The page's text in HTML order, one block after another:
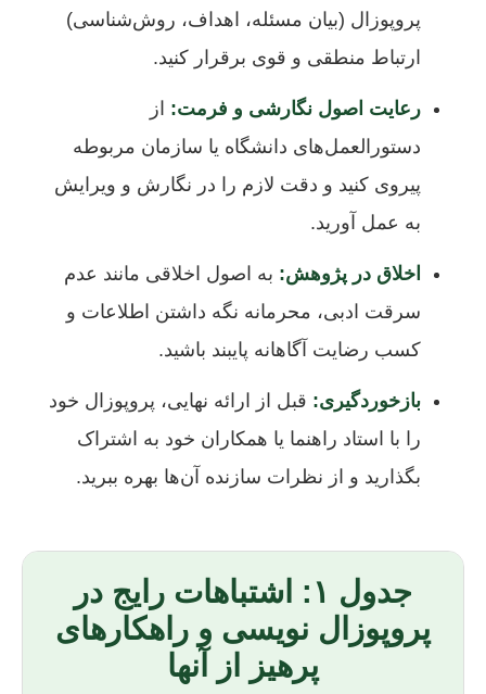
پروپوزال (بیان مسئله، اهداف، روش‌شناسی)
ارتباط منطقی و قوی برقرار کنید.
رعایت اصول نگارشی و فرمت: از
دستورالعمل‌های دانشگاه یا سازمان مربوطه
پیروی کنید و دقت لازم را در نگارش و ویرایش
به عمل آورید.
اخلاق در پژوهش: به اصول اخلاقی مانند عدم
سرقت ادبی، محرمانه نگه داشتن اطلاعات و
کسب رضایت آگاهانه پایبند باشید.
بازخوردگیری: قبل از ارائه نهایی، پروپوزال خود
را با استاد راهنما یا همکاران خود به اشتراک
بگذارید و از نظرات سازنده آن‌ها بهره ببرید.
جدول ۱: اشتباهات رایج در
پروپوزال نویسی و راهکارهای
پرهیز از آنها